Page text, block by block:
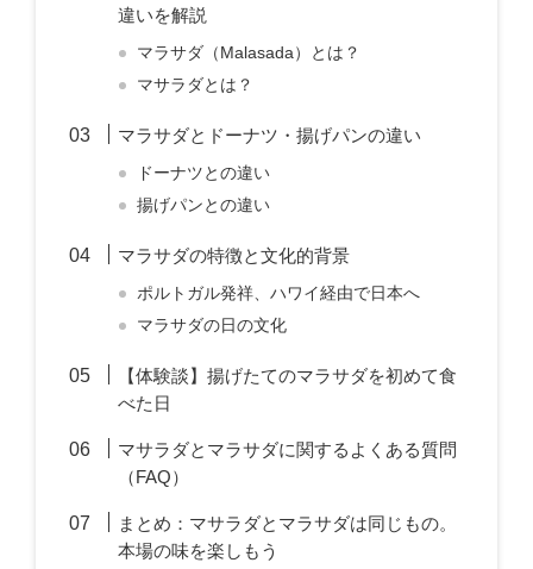
違いを解説
マラサダ（Malasada）とは？
マサラダとは？
マラサダとドーナツ・揚げパンの違い
ドーナツとの違い
揚げパンとの違い
マラサダの特徴と文化的背景
ポルトガル発祥、ハワイ経由で日本へ
マラサダの日の文化
【体験談】揚げたてのマラサダを初めて食
べた日
マサラダとマラサダに関するよくある質問
（FAQ）
まとめ：マサラダとマラサダは同じもの。
本場の味を楽しもう